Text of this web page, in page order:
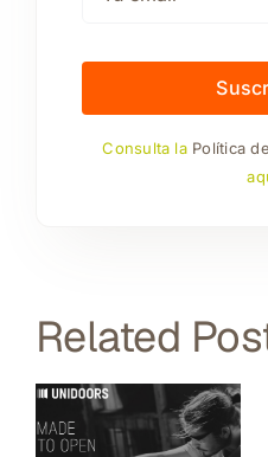
Consulta la Política
Related